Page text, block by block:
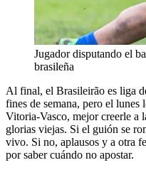
Jugador disputando el
brasileña
Al final, el Brasileirão es liga
fines de semana, pero el
Vitoria-Vasco, mejor creerle a
glorias viejas. Si el guión se
vivo. Si no, aplausos y a otra
por saber cuándo no apostar.